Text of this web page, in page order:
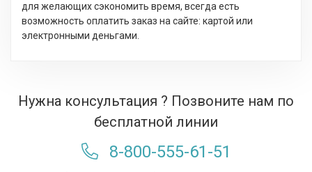
для желающих сэкономить время, всегда есть
возможность оплатить заказ на сайте: картой или
электронными деньгами.
Нужна консультация ? Позвоните нам по
бесплатной линии
8-800-555-61-51